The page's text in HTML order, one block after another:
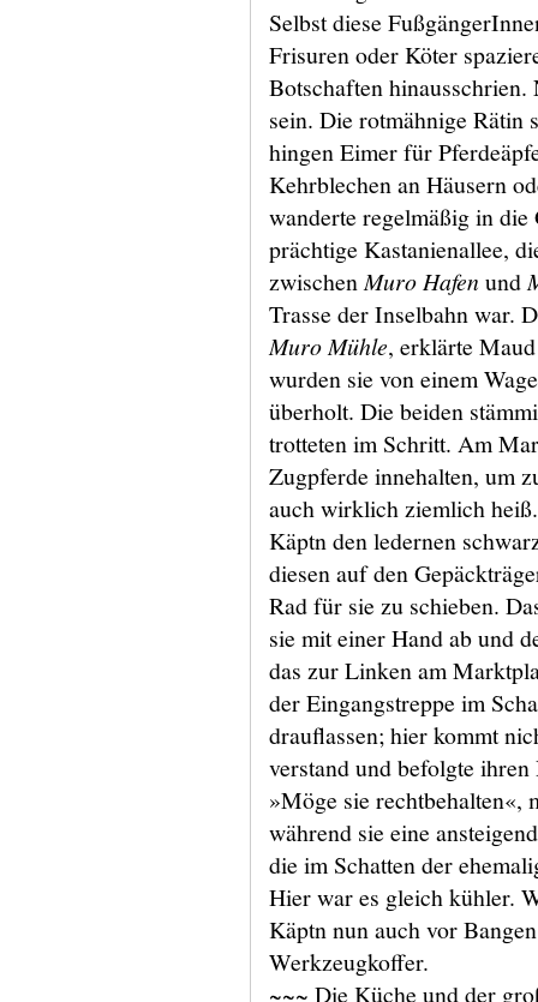
Selbst diese
Frisuren oder Köter
Botschaften
sein. Die rotmähnige Rätin
hingen Eimer für
Kehrblechen an Häusern
wanderte regelmäßig in
prächtige Kastanienallee,
zwischenMuro Hafenund
Trasse der Inselbahn war.
Muro Mühle, erklärte
wurden sie von einem
überholt. Die beiden
trotteten im Schritt. Am
Zugpferde innehalten, um
auch wirklich ziemlich
Käptn den ledernen
diesen auf den
Rad für sie zu schieben.
sie mit einer Hand ab und
das zur Linken am
der Eingangstreppe im
drauflassen; hier kommt
verstand und befolgte
»Möge sie rechtbehalten«,
während sie eine
die im Schatten der
Hier war es gleich kühler.
Käptn nun auch vor
Werkzeugkoffer.
~~~ Die Küche und der